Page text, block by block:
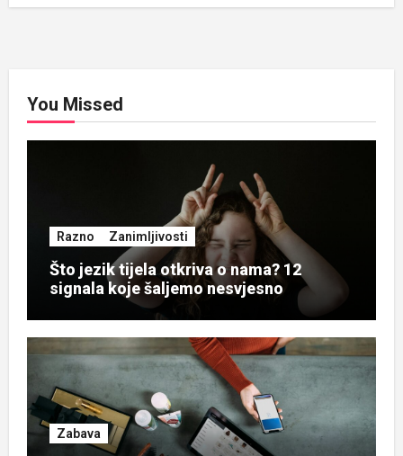
You Missed
Razno Zanimljivosti
Što jezik tijela otkriva o nama? 12
signala koje šaljemo nesvjesno
Zabava